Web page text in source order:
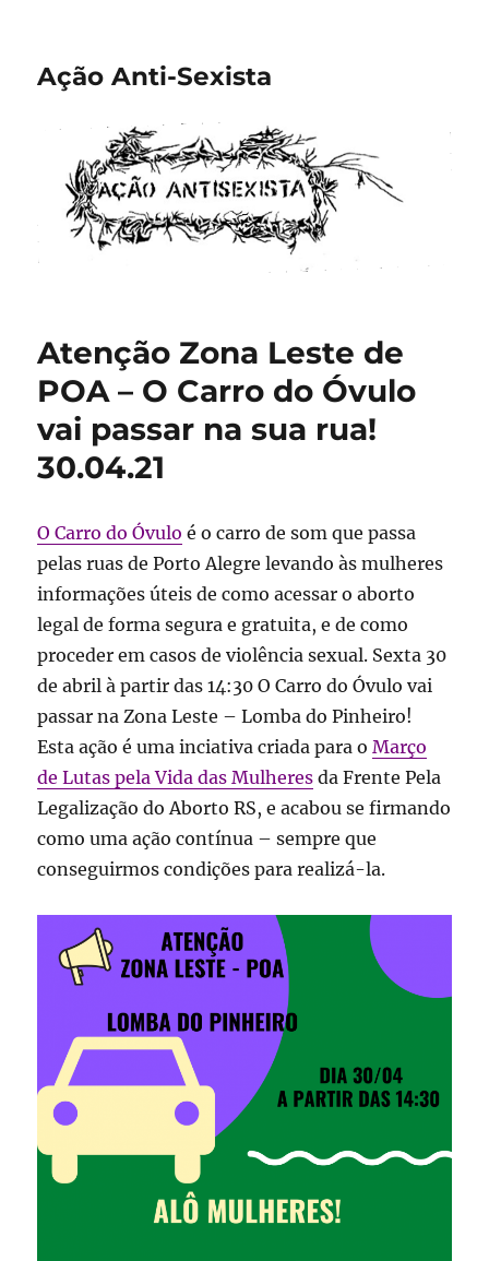
Ação Anti-Sexista
Atenção Zona Leste de
POA – O Carro do Óvulo
vai passar na sua rua!
30.04.21
O Carro do Óvulo é o carro de som que passa
pelas ruas de Porto Alegre levando às mulheres
informações úteis de como acessar o aborto
legal de forma segura e gratuita, e de como
proceder em casos de violência sexual. Sexta 30
de abril à partir das 14:30 O Carro do Óvulo vai
passar na Zona Leste – Lomba do Pinheiro!
Esta ação é uma inciativa criada para oMarço
de Lutas pela Vida das Mulheres da Frente Pela
Legalização do Aborto RS, e acabou se firmando
como uma ação contínua – sempre que
conseguirmos condições para realizá-la.